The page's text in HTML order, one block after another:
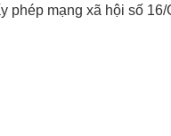
phép mạng xã hội số